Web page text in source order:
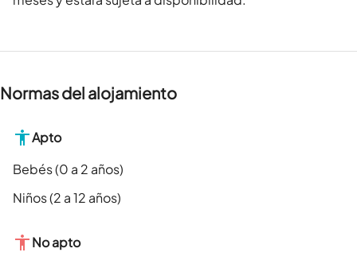
Normas del alojamiento
Apto
Bebés (0 a 2 años)
Niños (2 a 12 años)
No apto